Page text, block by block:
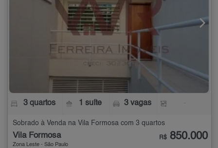
3 quartos 1 suíte 3 vagas
Sobrado à Venda na Vila Formosa com 3 quartos
Vila Formosa
Zona Leste - São Paulo
R$ 850.000